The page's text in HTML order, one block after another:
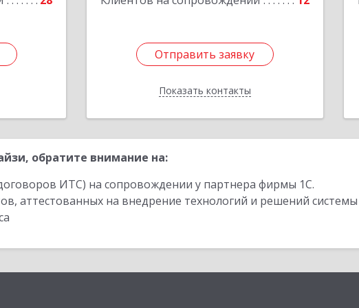
Отправить заявку
Показать контакты
Отправить заявку
Назад
обратите внимание на:
ИТС) на сопровождении у партнера фирмы 1С.
аттестованных на внедрение технологий и решений